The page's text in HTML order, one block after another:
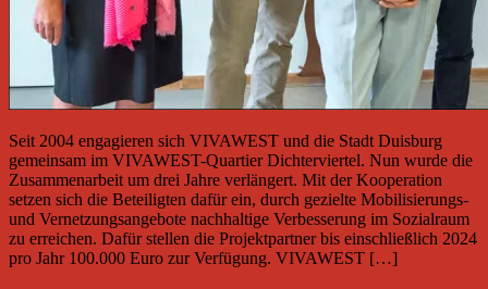
Seit 2004 engagieren sich VIVAWEST und die Stadt Duisburg
gemeinsam im VIVAWEST-Quartier Dichterviertel. Nun wurde die
Zusammenarbeit um drei Jahre verlängert. Mit der Kooperation
setzen sich die Beteiligten dafür ein, durch gezielte Mobilisierungs-
und Vernetzungsangebote nachhaltige Verbesserung im Sozialraum
zu erreichen. Dafür stellen die Projektpartner bis einschließlich 2024
pro Jahr 100.000 Euro zur Verfügung. VIVAWEST […]